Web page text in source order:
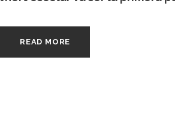
READ MORE